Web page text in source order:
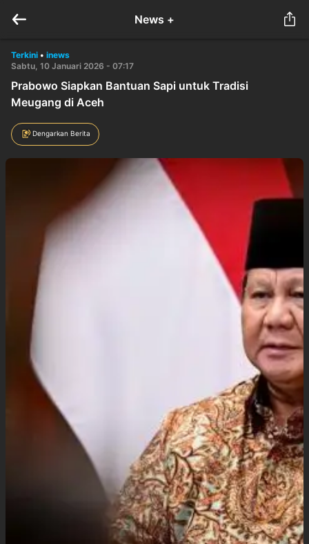
News +
Terkini • inews
Sabtu, 10 Januari 2026 - 07:17
Prabowo Siapkan Bantuan Sapi untuk Tradisi
Meugang di Aceh
Dengarkan Berita